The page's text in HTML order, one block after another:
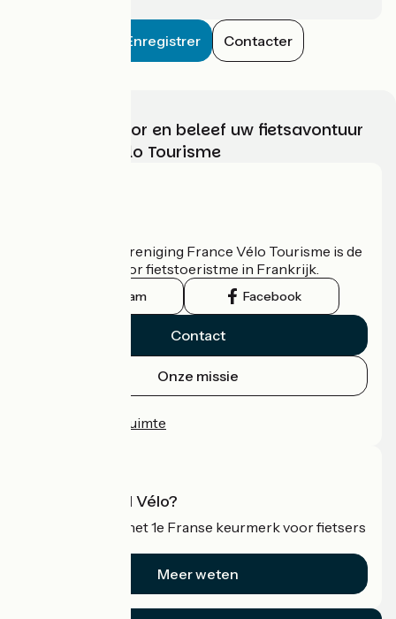
Enregistrer Contacter
Kies, bereid voor en beleef uw fietsavontuur
met France Vélo Tourisme
De nationale vereniging France Vélo Tourisme is de
officiële gids voor fietstoeristme in Frankrijk.
Instagram Facebook
Contact
Onze missie
Professionele ruimte
Wat is Accueil Vélo?
Accueil Vélo is het 1e Franse keurmerk voor fietsers
Meer weten